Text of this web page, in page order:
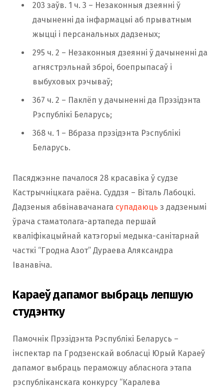
203 заўв. 1 ч. 3 – Незаконныя дзеянні ў
дачыненні да інфармацыі аб прыватным
жыцці і персанальных дадзеных;
295 ч. 2 – Незаконныя дзеянні ў дачыненні да
агнястрэльнай зброі, боепрыпасаў і
выбуховых рэчываў;
367 ч. 2 – Паклёп у дачыненні да Прэзідэнта
Рэспублікі Беларусь;
368 ч. 1 – Вбраза прэзідэнта Рэспублікі
Беларусь.
Пасяджэнне пачалося 28 красавіка ў судзе
Кастрычніцкага раёна. Суддзя – Віталь Лабоцкі.
Дадзеныя абвінавачанага супадаюць з дадзенымі
ўрача стаматолага-артапеда першай
кваліфікацыйнай катэгорыі медыка-санітарнай
часткі “Гродна Азот” Дураева Аляксандра
Іванавіча.
Караеў дапамог выбраць лепшую
студэнтку
Памочнік Прэзідэнта Рэспублікі Беларусь –
інспектар па Гродзенскай вобласці Юрый Караеў
дапамог выбраць пераможцу абласнога этапа
рэспубліканскага конкурсу “Каралева